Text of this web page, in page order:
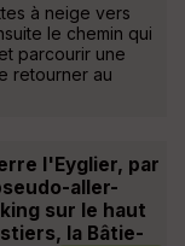
à neige vers
le chemin qui
parcourir une
retourner au
l'Eyglier, par
aller-
sur le haut
la Bâtie-